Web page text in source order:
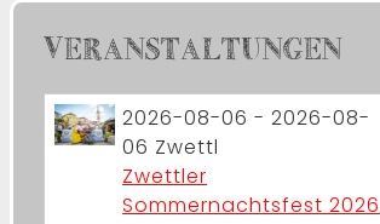
VERANSTALTUNGEN
2026-08-06 - 2026-08-
06 Zwettl
Zwettler
Sommernachtsfest 2026